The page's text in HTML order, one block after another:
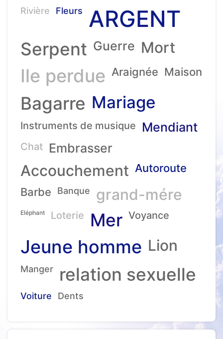
Rivière Fleurs ARGENT
Serpent Guerre Mort
Ile perdue Araignée Maison
Bagarre Mariage
Instruments de musique Mendiant
Chat Embrasser
Accouchement Autoroute
Barbe
Banque grand-mére
Eléphant Loterie Mer Voyance
Jeune homme Lion
Manger relation sexuelle
Voiture Dents